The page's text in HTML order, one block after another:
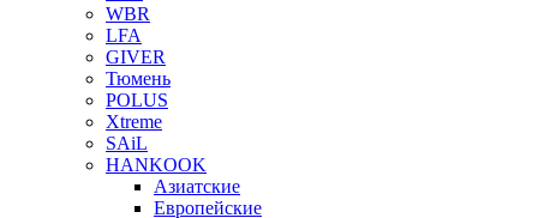
WBR
LFA
GIVER
Тюмень
POLUS
Xtreme
SAiL
HANKOOK
Азиатские
Европейские